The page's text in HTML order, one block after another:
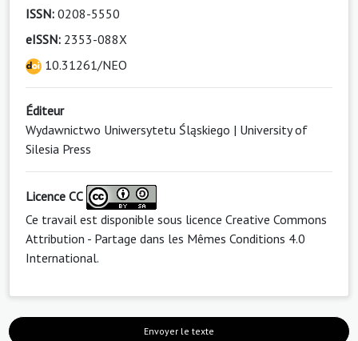
ISSN: 0208-5550
eISSN: 2353-088X
10.31261/NEO
Éditeur
Wydawnictwo Uniwersytetu Śląskiego | University of
Silesia Press
Licence CC
Ce travail est disponible sous licence Creative Commons
Attribution - Partage dans les Mêmes Conditions 4.0
International.
Envoyer le texte